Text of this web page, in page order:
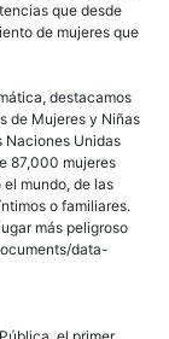
que desde
de mujeres que
destacamos
de Mujeres y Niñas
Naciones Unidas
87,000 mujeres
mundo, de las
o familiares.
más peligroso
data-